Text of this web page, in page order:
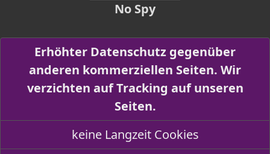
No Spy
Erhöhter Datenschutz gegenüber
anderen kommerziellen Seiten. Wir
verzichten auf Tracking auf unseren
Seiten.
keine Langzeit Cookies